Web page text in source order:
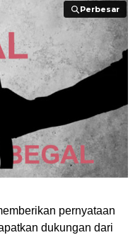
Perbesar
Perbesar
pernyataan
dukungan dari